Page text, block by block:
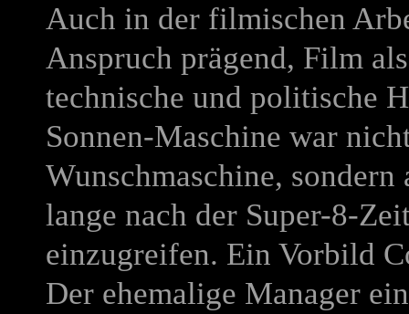
Auch in der filmischen
Anspruch prägend, Film
technische und politische
Sonnen-Maschine war
Wunschmaschine,
lange nach der Super-8-
einzugreifen. Ein Vorbild
Der ehemalige Manager